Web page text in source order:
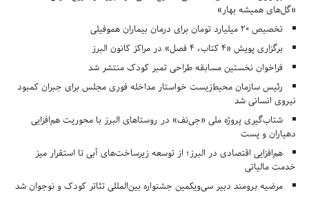
«گل‌های همیشه بهار»
تخصیص ۲۰ میلیارد تومان برای درمان بیماران هموفیلی
برگزاری پویش «۴ کتاب، ۴ فصل» در مراکز کانون البرز
فراخوان نخستین مسابقه طراحی تمبر کودک منتشر شد
رئیس سازمان محیط‌زیست خواستار مداخله فوری مجلس برای جبران کمبود
نیروی انسانی شد
شتاب‌گیری پروژه ملی «جی‌نف» در روستاهای البرز با محوریت هم‌افزایی
دهیاران و پست
هم‌افزایی اقتصادی در البرز؛ از توسعه زیرساخت‌های آبی تا استقرار میز
خدمت مالیاتی
مرضیه برومند دبیر سی‌ویکمین جشنواره بین‌المللی تئاتر کودک و نوجوان شد